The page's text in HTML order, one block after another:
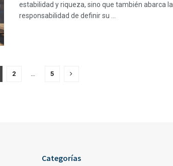
estabilidad y riqueza, sino que también abarca la
responsabilidad de definir su ...
2 … 5
Categorías